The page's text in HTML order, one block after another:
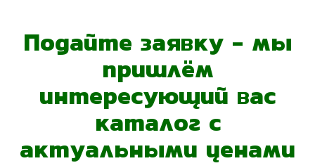
Подайте заявку - мы
пришлём
интересующий вас
каталог с
актуальными ценами